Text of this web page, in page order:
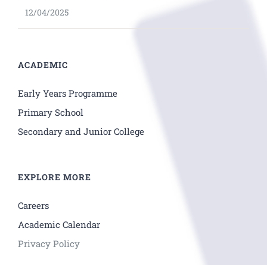
12/04/2025
ACADEMIC
Early Years Programme
Primary School
Secondary and Junior College
EXPLORE MORE
Careers
Academic Calendar
Privacy Policy